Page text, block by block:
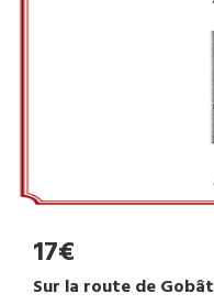
17€
Sur la route de Gobât